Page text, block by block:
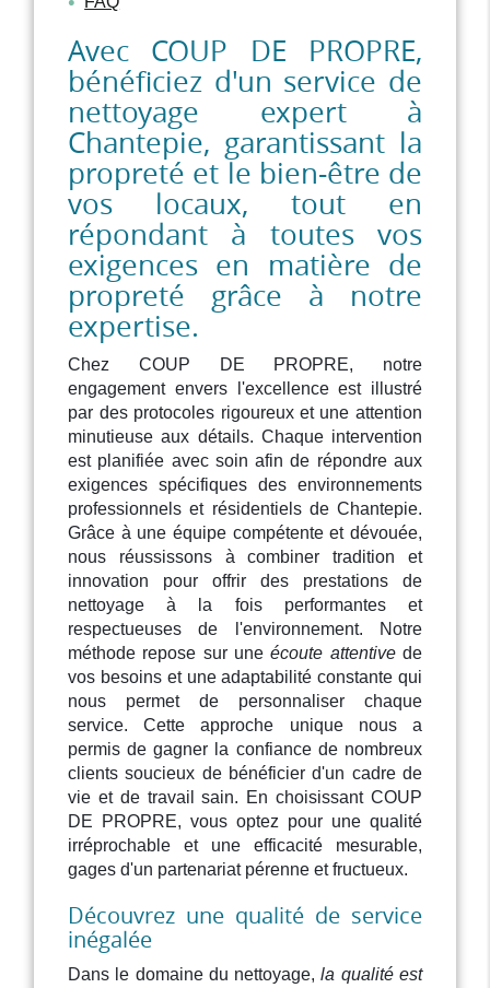
Avec COUP DE PROPRE,
bénéficiez d'un service de
nettoyage expert à
Chantepie, garantissant la
propreté et le bien-être de
vos locaux, tout en
répondant à toutes vos
exigences en matière de
propreté grâce à notre
expertise.
Chez COUP DE PROPRE, notre
engagement envers l'excellence est illustré
par des protocoles rigoureux et une attention
minutieuse aux détails. Chaque intervention
est planifiée avec soin afin de répondre aux
exigences spécifiques des environnements
professionnels et résidentiels de Chantepie.
Grâce à une équipe compétente et dévouée,
nous réussissons à combiner tradition et
innovation pour offrir des prestations de
nettoyage à la fois performantes et
respectueuses de l'environnement. Notre
méthode repose sur uneécoute attentivede
vos besoins et une adaptabilité constante qui
nous permet de personnaliser chaque
service. Cette approche unique nous a
permis de gagner la confiance de nombreux
clients soucieux de bénéficier d'un cadre de
vie et de travail sain. En choisissant COUP
DE PROPRE, vous optez pour une qualité
irréprochable et une efficacité mesurable,
gages d'un partenariat pérenne et fructueux.
Découvrez une qualité de service
inégalée
Dans le domaine du nettoyage,la qualité est